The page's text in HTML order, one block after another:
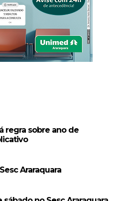
regra sobre ano de
Araraquara